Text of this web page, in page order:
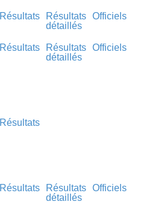
Résultats
Résultats
détaillés
Officiels
Résultats
Résultats
détaillés
Officiels
Résultats
Résultats
Résultats
détaillés
Officiels